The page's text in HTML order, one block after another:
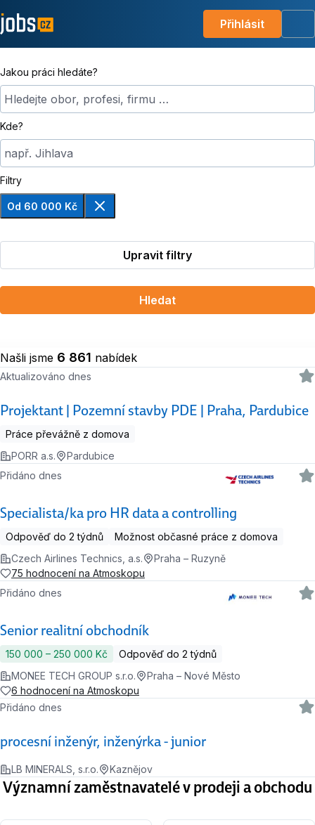
Přihlásit
Jakou práci hledáte?
Hledejte obor, profesi, firmu …
Kde?
např. Jihlava
Filtry
Od 60 000 Kč
Odebrat
Upravit filtry
Hledat
Našli jsme 6 861 nabídek
Projektant | Pozemní stavby PDE | Praha, Pardubice
Aktualizováno dnes
Práce převážně z domova
PORR a.s.
Pardubice
Specialista/ka pro HR data a controlling
Přidáno dnes
Odpověď do 2 týdnů
Možnost občasné práce z domova
Czech Airlines Technics, a.s.
Praha – Ruzyně
75 hodnocení na Atmoskopu
Senior realitní obchodník
Přidáno dnes
150 000 ‍–‍ 250 000 Kč
Odpověď do 2 týdnů
MONEE TECH GROUP s.r.o.
Praha – Nové Město
6 hodnocení na Atmoskopu
procesní inženýr, inženýrka - junior
Přidáno dnes
LB MINERALS, s.r.o. Kaznějov
Významní zaměstnavatelé v prodeji a obchodu